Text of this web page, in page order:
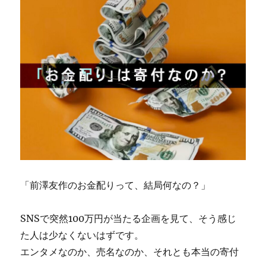
「前澤友作のお金配りって、結局何なの？」
SNSで突然100万円が当たる企画を見て、そう感じ
た人は少なくないはずです。
エンタメなのか、売名なのか、それとも本当の寄付